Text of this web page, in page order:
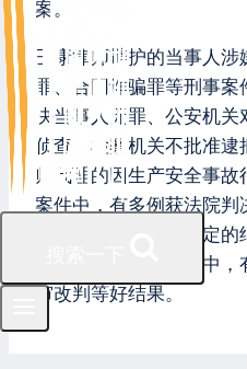
案。
王康律师辩护的当事人
罪、合同诈骗罪等刑事案
决当事人无罪、公安机
侦查、检察机关不批准
师代理的因生产安全事
案件中，有多例获法院判
法、撤销行政处罚决定
商事诉讼与仲裁案件中
审改判等好结果。